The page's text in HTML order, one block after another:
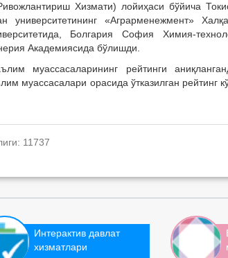
Хизмати) лойиҳаси бўйича
университетининг «Аграрменежмент»
Болгария София Химия-
Академиясида бўлишди.
муассасаларининг рейтинги
муассасалари орасида ўтказилган рейтинг
11737
Интерактив давлат
хизматлари